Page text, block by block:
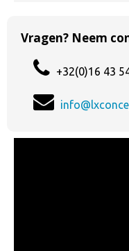
Vragen? Neem
+32(0)16 43